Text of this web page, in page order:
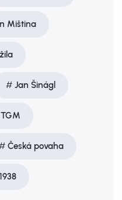
Miština
Jan Šinágl
TGM
Česká povaha